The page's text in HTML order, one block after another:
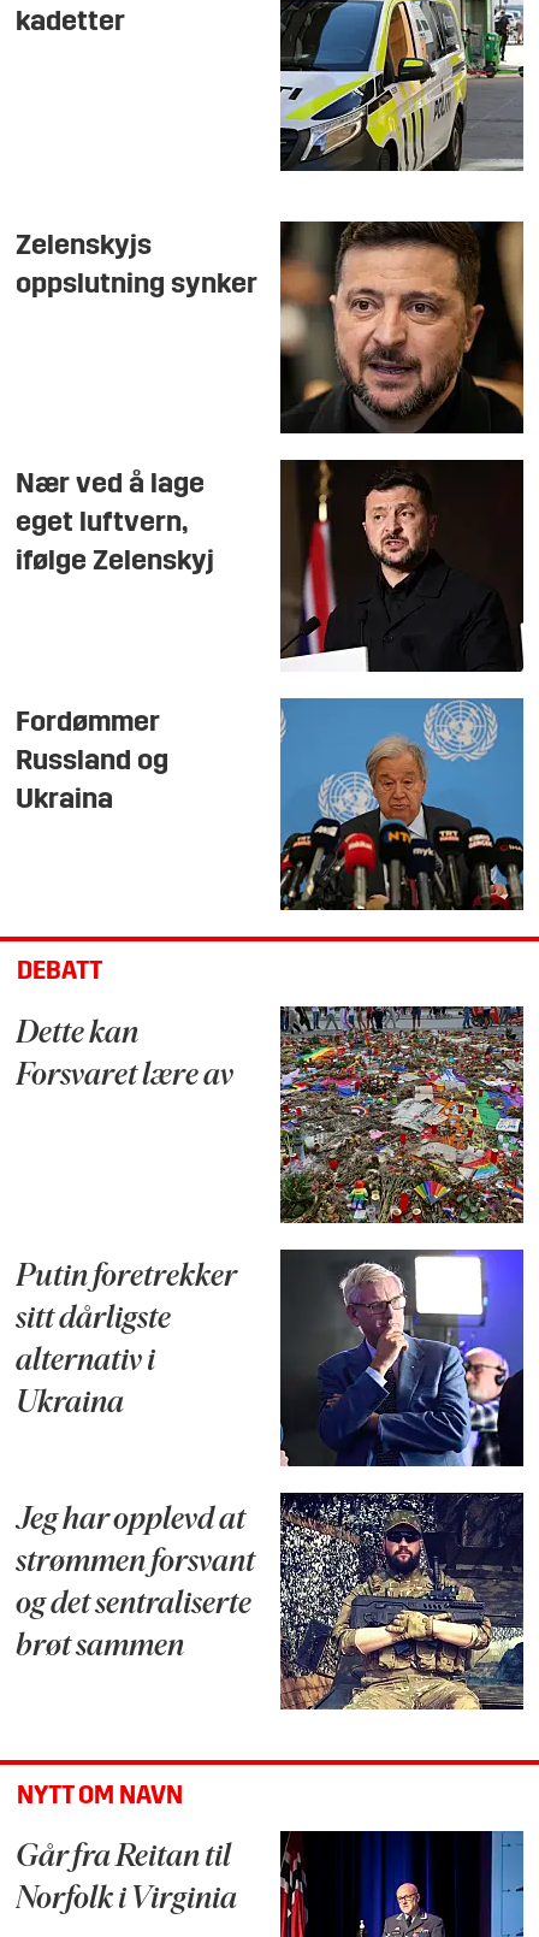
kadetter
Zelenskyjs
oppslutning synker
Nær ved å lage
eget luftvern,
ifølge Zelenskyj
Fordømmer
Russland og
Ukraina
DEBATT
Dette kan
Forsvaret lære av
Putin foretrekker
sitt dårligste
alternativ i
Ukraina
Jeg har opplevd at
strømmen forsvant
og det sentraliserte
brøt sammen
NYTT OM NAVN
Går fra Reitan til
Norfolk i Virginia